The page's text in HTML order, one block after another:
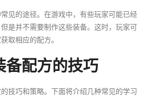
见的途径。在游戏中，有些玩家可能已经
是并不需要制作这些装备。这时，玩家可
取相应的配方。
备配方的技巧
技巧和策略。下面将介绍几种常见的学习